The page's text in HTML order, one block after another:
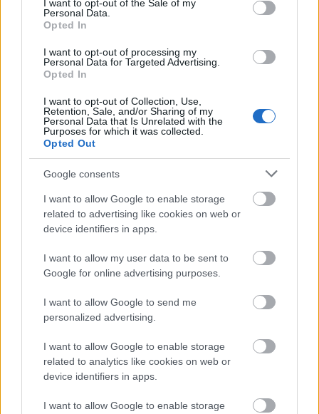
I want to opt-out of the Sale of my
Personal Data.
Opted In
I want to opt-out of processing my
Personal Data for Targeted Advertising.
Opted In
I want to opt-out of Collection, Use,
Retention, Sale, and/or Sharing of my
Personal Data that Is Unrelated with the
Purposes for which it was collected.
Opted Out
Google consents
I want to allow Google to enable storage
related to advertising like cookies on web or
device identifiers in apps.
I want to allow my user data to be sent to
Google for online advertising purposes.
I want to allow Google to send me
personalized advertising.
I want to allow Google to enable storage
related to analytics like cookies on web or
device identifiers in apps.
I want to allow Google to enable storage
Kíméletlenül visszavágtak az ukránok Kijev
rakétázása miatt
HÍREK egy órája
Bizarr baleset történt a budapesti metrón
HÍREK 3 órája
Durva vámokat vetett ki az orosz olajra
Amerika